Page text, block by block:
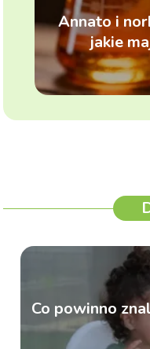
Annato i
jakie
Co powinno